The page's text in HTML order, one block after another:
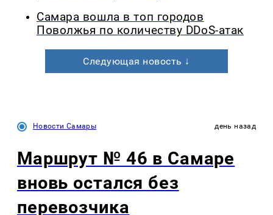
Самара вошла в топ городов
Поволжья по количеству DDoS-атак
Следующая новость ↓
Новости Самары день назад
Маршрут № 46 в Самаре
вновь остался без
перевозчика